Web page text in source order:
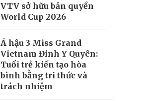
VTV sở hữu bản quyền
World Cup 2026
Á hậu 3 Miss Grand
Vietnam Đinh Y Quyên:
Tuổi trẻ kiến tạo hòa
bình bằng tri thức và
trách nhiệm